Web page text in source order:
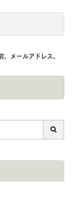
メールアドレス、